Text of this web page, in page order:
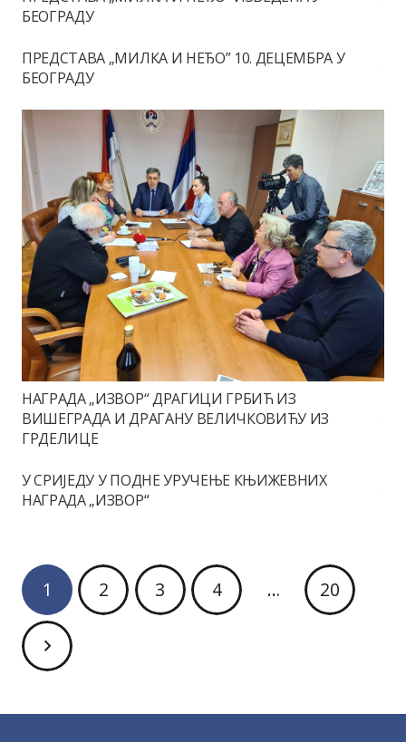
БЕОГРАДУ
ПРЕДСТАВА „МИЛКА И НЕЂО” 10. ДЕЦЕМБРА У
БЕОГРАДУ
НАГРАДА „ИЗВОР“ ДРАГИЦИ ГРБИЋ ИЗ
ВИШЕГРАДА И ДРАГАНУ ВЕЛИЧКОВИЋУ ИЗ
ГРДЕЛИЦЕ
У СРИЈЕДУ У ПОДНЕ УРУЧЕЊЕ КЊИЖЕВНИХ
НАГРАДА „ИЗВОР“
1 2 3 4 … 20